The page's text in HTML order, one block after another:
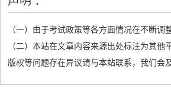
（一）由于考试政策等各方面情况在不断
（二）本站在文章内容来源出处标注为其
版权等问题存在异议请与本站联系，我们会